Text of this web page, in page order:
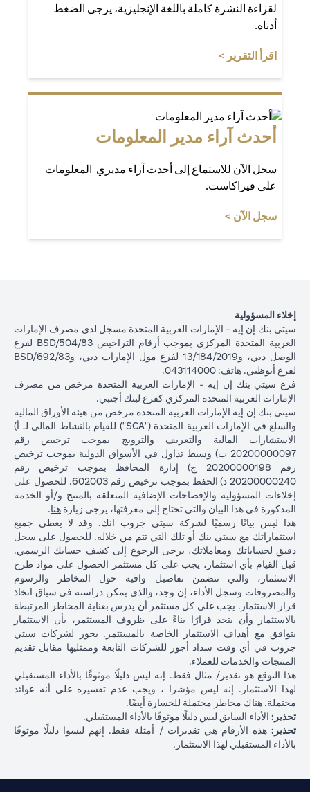
لقراءة النشرة كاملة باللغة الإنجليزية، يرجى الضغط
أدناه.
اقرأ التقرير >
أحدث آراء مدير المعلومات
سجل الآن للاستماع إلى أحدث آراء مديري المعلومات
على فيراكاست.
سجل الآن >
إخلاء المسؤولية
سيتي بنك إن إيه - الإمارات العربية المتحدة مسجل لدى مصرف الإمارات
العربية المتحدة المركزي بموجب أرقام التراخيص BSD/504/83 لفرع
الوصل دبي، و13/184/2019 لفرع مول الإمارات دبي، وBSD/692/83
لفرع أبوظبي. هاتف: 043114000.
فرع سيتي بنك إن إيه - الإمارات العربية المتحدة مرخص من مصرف
الإمارات العربية المتحدة المركزي كفرع لبنك أجنبي.
سيتي بنك إن إيه الإمارات العربية المتحدة مرخص من هيئة الأوراق المالية
والسلع في الإمارات العربية المتحدة ("SCA") للقيام بالنشاط المالي لـ أ)
الاستشارات المالية والتعريف والترويج بموجب ترخيص رقم
20200000097 ب) وسيط تداول في الأسواق الدولية بموجب ترخيص
رقم 20200000198 ج) إدارة المحافظ بموجب ترخيص رقم
20200000240 د) الحفظ بموجب ترخيص رقم 602003. للحصول على
إخلاءات المسؤولية والإفصاحات الإضافية المتعلقة بالمنتج و/أو الخدمة
المذكورة في هذا البيان والتي تحتاج إلى معرفتها، يرجى زيارة هنا.
هذا ليس بيانًا رسميًا لشركة سيتي جروب انك. وقد لا يغطي جميع
استثماراتك مع سيتي بنك أو تلك التي تتم من خلاله. للحصول على سجل
دقيق لحساباتك ومعاملاتك، يرجى الرجوع إلى كشف حسابك الرسمي.
قبل القيام بأي استثمار، يجب على كل مستثمر الحصول على مواد طرح
الاستثمار، والتي تتضمن تفاصيل وافية حول المخاطر والرسوم
والمصروفات وسجل الأداء، إن وجد، والذي يمكن دراسته في سياق اتخاذ
قرار الاستثمار. يجب على كل مستثمر أن يدرس بعناية المخاطر المرتبطة
بالاستثمار وأن يتخذ قرارًا بناءً على ظروف المستثمر، بأن الاستثمار
يتوافق مع أهداف الاستثمار الخاصة بالمستثمر. يجوز لشركات سيتي
جروب في أي وقت سداد أجور للشركات التابعة وممثليها مقابل تقديم
المنتجات والخدمات للعملاء.
هذا التوقع هو تقدير/ مثال فقط. إنه ليس دليلًا موثوقًا بالأداء المستقبلي
لهذا الاستثمار. إنه ليس مؤشرا ، ويجب عدم تفسيره على أنه عوائد
محتملة. هناك مخاطر محتملة للخسارة أيضًا.
تحذير: الأداء السابق ليس دليلًا موثوقًا بالأداء المستقبلي.
تحذير: هذه الأرقام هي تقديرات / أمثلة فقط. إنهم ليسوا دليلًا موثوقًا
بالأداء المستقبلي لهذا الاستثمار.